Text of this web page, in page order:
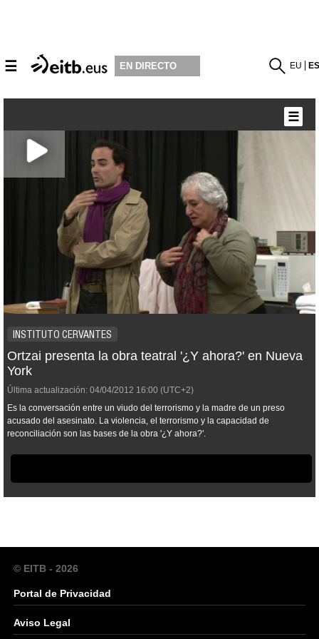
☰ EN DIRECTO EU
INSTITUTO CERVANTES
Ortzai presenta la obra teatral '¿Y ahora?' en Nueva
York
Última actualización: 04/04/2012 16:00 (UTC+2)
Es la conversación entre un viudo del terrorismo y la madre de un preso
acusado del asesinato. La violencia, el terrorismo y la capacidad de
reconciliación son las bases de la obra '¿Y ahora?'.
☰
© EITB - 2026
Portal de Privacidad
Aviso Legal